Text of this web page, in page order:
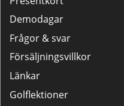
Demodagar
Frågor & svar
Försäljningsvillkor
Länkar
Golflektioner